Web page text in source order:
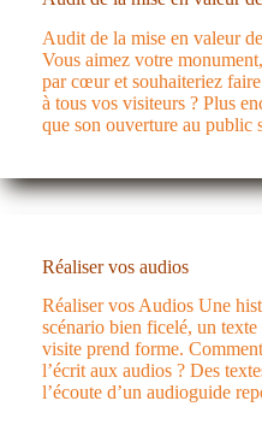
Audit de la mise en valeur
Vous aimez votre
par cœur et souhaiteriez
à tous vos visiteurs ? Plus
que son ouverture au
Réaliser vos audios
Réaliser vos Audios Une
scénario bien ficelé, un
visite prend forme.
l’écrit aux audios ? Des
l’écoute d’un audioguide